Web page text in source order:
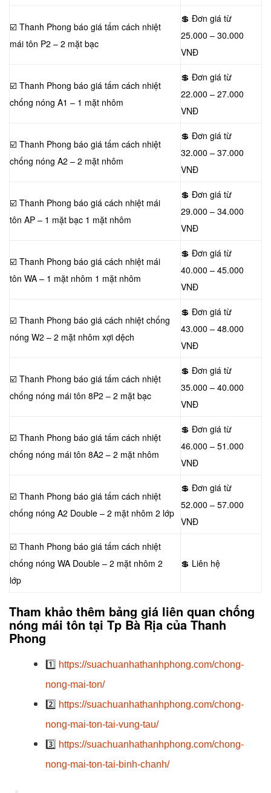
☑️ Thanh Phong báo giá tấm cách nhiệt
mái tôn P2 – 2 mặt bạc
💲 Đơn giá từ
25.000 – 30.000
VNĐ
☑️ Thanh Phong báo giá tấm cách nhiệt
chống nóng A1 – 1 mặt nhôm
💲 Đơn giá từ
22.000 – 27.000
VNĐ
☑️ Thanh Phong báo giá tấm cách nhiệt
chống nóng A2 – 2 mặt nhôm
💲 Đơn giá từ
32.000 – 37.000
VNĐ
☑️ Thanh Phong báo giá cách nhiệt mái
tôn AP – 1 mặt bạc 1 mặt nhôm
💲 Đơn giá từ
29.000 – 34.000
VNĐ
☑️ Thanh Phong báo giá cách nhiệt mái
tôn WA – 1 mặt nhôm 1 mặt nhôm
💲 Đơn giá từ
40.000 – 45.000
VNĐ
☑️ Thanh Phong báo giá cách nhiệt chống
nóng W2 – 2 mặt nhôm xợi dệch
💲 Đơn giá từ
43.000 – 48.000
VNĐ
☑️ Thanh Phong báo giá tấm cách nhiệt
chống nóng mái tôn 8P2 – 2 mặt bạc
💲 Đơn giá từ
35.000 – 40.000
VNĐ
☑️ Thanh Phong báo giá tấm cách nhiệt
chống nóng mái tôn 8A2 – 2 mặt nhôm
💲 Đơn giá từ
46.000 – 51.000
VNĐ
☑️ Thanh Phong báo giá tấm cách nhiệt
chống nóng A2 Double – 2 mặt nhôm 2 lớp
💲 Đơn giá từ
52.000 – 57.000
VNĐ
☑️ Thanh Phong báo giá tấm cách nhiệt
chống nóng WA Double – 2 mặt nhôm 2
lớp
💲 Liên hệ
Tham khảo thêm bảng giá liên quan chống
nóng mái tôn tại Tp Bà Rịa của Thanh
Phong
1️⃣ https://suachuanhathanhphong.com/chong-
nong-mai-ton/
2️⃣ https://suachuanhathanhphong.com/chong-
nong-mai-ton-tai-vung-tau/
3️⃣ https://suachuanhathanhphong.com/chong-
nong-mai-ton-tai-binh-chanh/